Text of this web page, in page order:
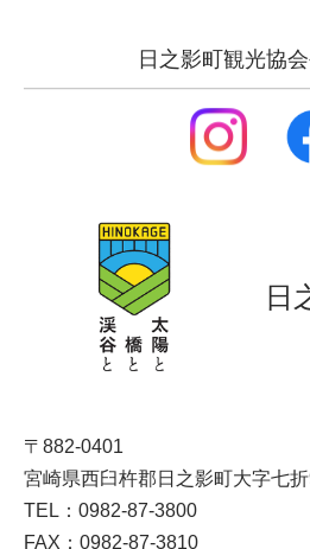
日之影町観光協
日
〒882-0401
宮崎県西臼杵郡日之影町大字七
TEL：0982-87-3800
FAX：0982-87-3810